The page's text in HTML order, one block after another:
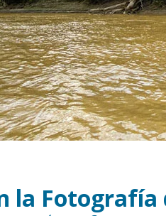
la Fotografía